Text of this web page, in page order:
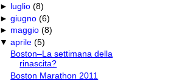
► luglio (8)
►giugno (6)
► maggio (8)
▼aprile (5)
Boston–La settimana della
rinascita?
Boston Marathon 2011